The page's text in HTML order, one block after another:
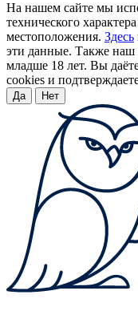
На нашем сайте мы
технического
местоположения. Здесь
эти данные. Также наш
младше 18 лет. Вы
cookies и
Да Нет